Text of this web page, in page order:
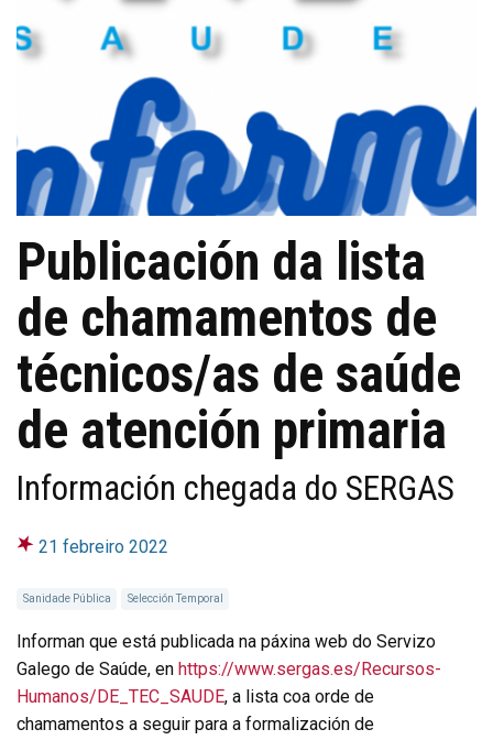
Publicación da lista
de chamamentos de
técnicos/as de saúde
de atención primaria
Información chegada do SERGAS
21 febreiro 2022
Sanidade Pública Selección Temporal
Informan que está publicada na páxina web do Servizo
Galego de Saúde, en https://www.sergas.es/Recursos-
Humanos/DE_TEC_SAUDE, a lista coa orde de
chamamentos a seguir para a formalización de